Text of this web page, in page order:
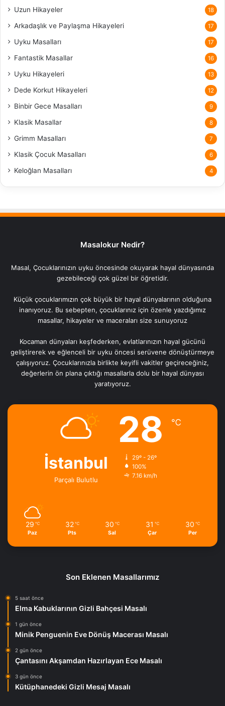
Uzun Hikayeler 18
Arkadaşlık ve Paylaşma Hikayeleri 17
Uyku Masalları 17
Fantastik Masallar 16
Uyku Hikayeleri 13
Dede Korkut Hikayeleri 12
Binbir Gece Masalları 9
Klasik Masallar 8
Grimm Masalları 7
Klasik Çocuk Masalları 6
Keloğlan Masalları 4
Masalokur Nedir?
Masal, Çocuklarınızın uyku öncesinde okuyarak hayal dünyasında
gezebileceği çok güzel bir öğretidir.
Küçük çocuklarımızın çok büyük bir hayal dünyalarının olduğuna
inanıyoruz. Bu sebepten, çocuklarınız için özenle yazdığımız
masallar, hikayeler ve maceraları size sunuyoruz
Kocaman dünyaları keşfederken, evlatlarınızın hayal gücünü
geliştirerek ve eğlenceli bir uyku öncesi serüvene dönüştürmeye
çalışıyoruz. Çocuklarınızla birlikte keyifli vakitler geçireceğiniz,
değerlerin ön plana çıktığı masallarla dolu bir hayal dünyası
yaratıyoruz.
İstanbul
Parçalı Bulutlu
28 ℃
29º - 26º
100%
7.16 km/h
29 ℃
Paz
32 ℃
Pts
30 ℃
Sal
31 ℃
Çar
30 ℃
Per
Son Eklenen Masallarımız
5 saat önce
Elma Kabuklarının Gizli Bahçesi Masalı
1 gün önce
Minik Penguenin Eve Dönüş Macerası Masalı
2 gün önce
Çantasını Akşamdan Hazırlayan Ece Masalı
3 gün önce
Kütüphanedeki Gizli Mesaj Masalı